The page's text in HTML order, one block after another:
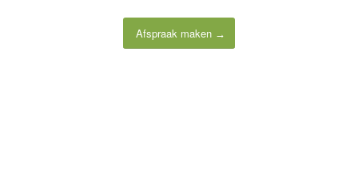
Afspraak maken